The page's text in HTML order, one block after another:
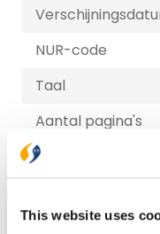
This website uses
NUR-code
Taal
Aantal pagina's
Gratis